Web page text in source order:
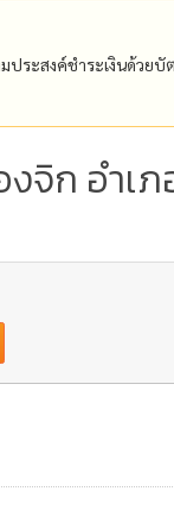
ประสงค์ชำระเงินด้วย
จิก อำเ